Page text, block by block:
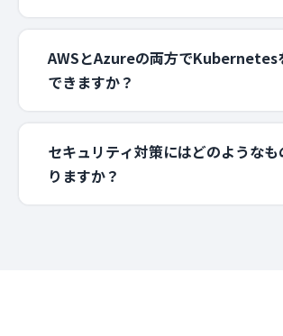
AWSとAzureの両方でKubernetes
できますか？
セキュリティ対策にはどのようなも
りますか？